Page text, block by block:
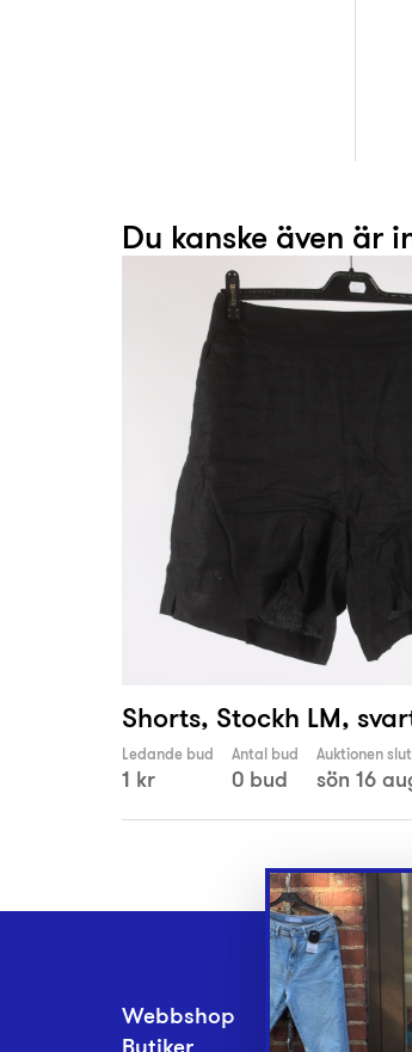
Du kanske även är
Shorts, Stockh LM,
Ledande bud
1 kr
Antal bud
0 bud
Auktionen
sön 16
Webbshop